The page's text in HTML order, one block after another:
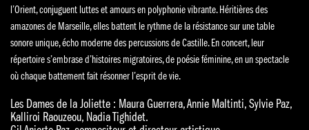
l’Orient, conjuguent luttes et amours en polyphonie vibrante. Héritières des
amazones de Marseille, elles battent le rythme de la résistance sur une table
sonore unique, écho moderne des percussions de Castille. En concert, leur
répertoire s’embrase d’histoires migratoires, de poésie féminine, en un spectacle
où chaque battement fait résonner l’esprit de vie.
Les Dames de la Joliette : Maura Guerrera, Annie Maltinti, Sylvie Paz,
Kalliroi Raouzeou, Nadia Tighidet.